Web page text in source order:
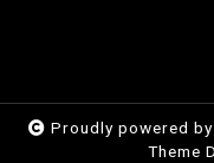
Proudly powered
Theme